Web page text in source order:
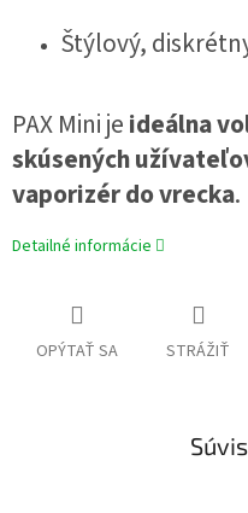
Štýlový,
PAX Mini jeideálna
skúsených
vaporizér do vrecka.
Detailné informácie
OPÝTAŤ SA STRÁŽIŤ